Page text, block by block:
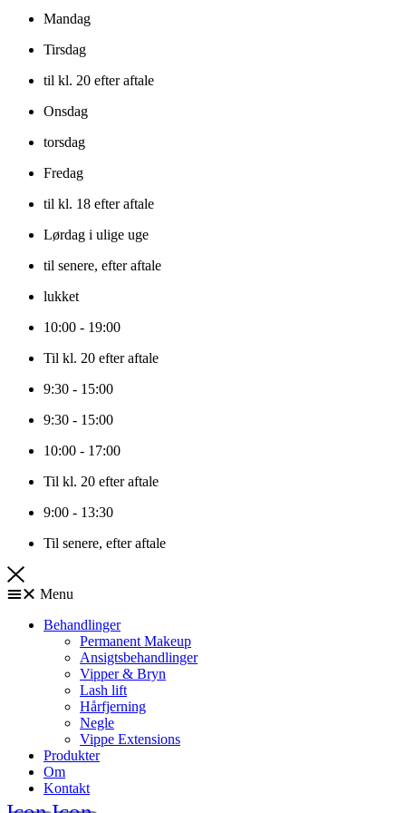
Mandag
Tirsdag
til kl. 20 efter aftale
Onsdag
torsdag
Fredag
til kl. 18 efter aftale
Lørdag i ulige uge
til senere, efter aftale
lukket
10:00 - 19:00
Til kl. 20 efter aftale
9:30 - 15:00
9:30 - 15:00
10:00 - 17:00
Til kl. 20 efter aftale
9:00 - 13:30
Til senere, efter aftale
Menu
Behandlinger
Permanent Makeup
Ansigtsbehandlinger
Vipper & Bryn
Lash lift
Hårfjerning
Negle
Vippe Extensions
Produkter
Om
Kontakt